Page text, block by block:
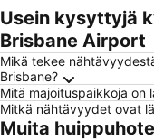
Usein kysyttyjä
Brisbane Airport
Mikä tekee
Brisbane?
Mitä majoituspaikkoja on
Mitkä nähtävyydet ovat
Muita